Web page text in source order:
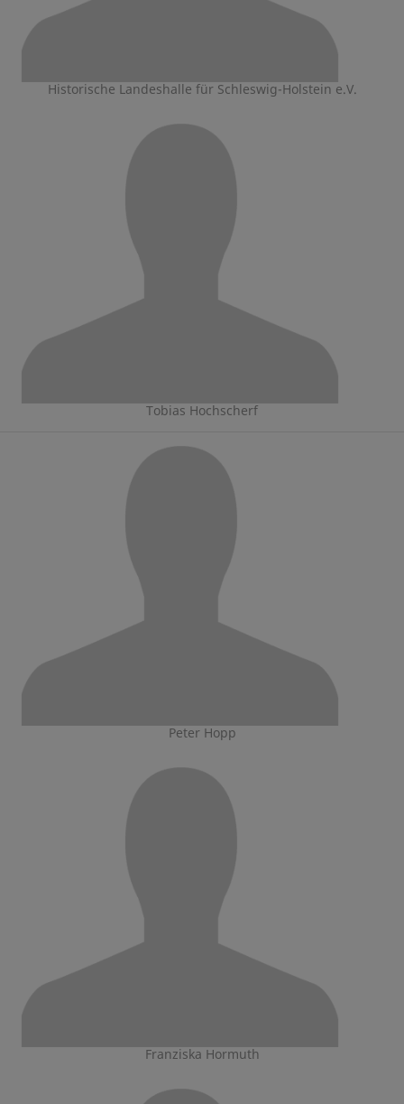
Historische Landeshalle für Schleswig-Holstein e.V.
Tobias Hochscherf
Peter Hopp
Franziska Hormuth